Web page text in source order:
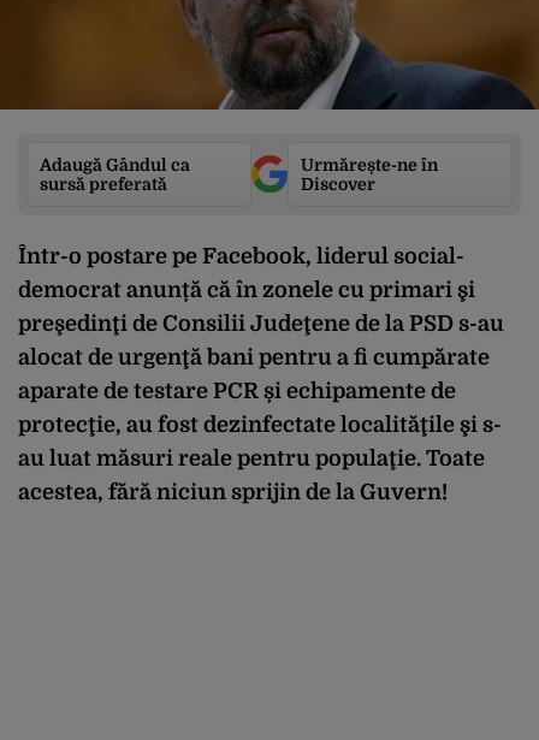
Adaugă Gândul ca
sursă preferată
Urmărește-ne în
Discover
Într-o postare pe Facebook, liderul social-
democrat anunță că în zonele cu primari şi
preşedinţi de Consilii Judeţene de la PSD s-au
alocat de urgenţă bani pentru a fi cumpărate
aparate de testare PCR și echipamente de
protecţie, au fost dezinfectate localităţile şi s-
au luat măsuri reale pentru populaţie. Toate
acestea, fără niciun sprijin de la Guvern!